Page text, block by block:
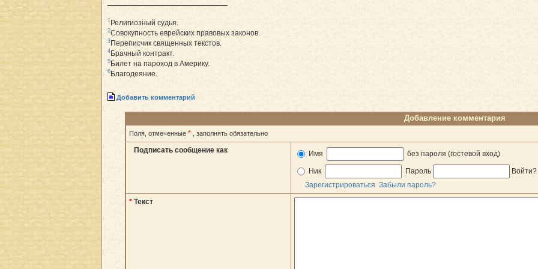
1Религиозный судья.
2Совокупность еврейских правовых законов.
3Переписчик священных текстов.
4Брачный контракт.
5Билет на пароход в Америку.
6Благодеяние.
Добавить комментарий
Добавление комментария
Поля, отмеченные * , заполнять обязательно
Подписать сообщение как Имя без пароля (гостевой вход)
Ник Пароль
Войти?
Зарегистрироваться Забыли пароль?
* Текст